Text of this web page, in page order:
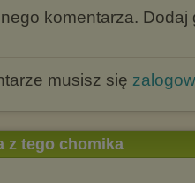
komentarza. Dodaj
musisz się
z tego chomika